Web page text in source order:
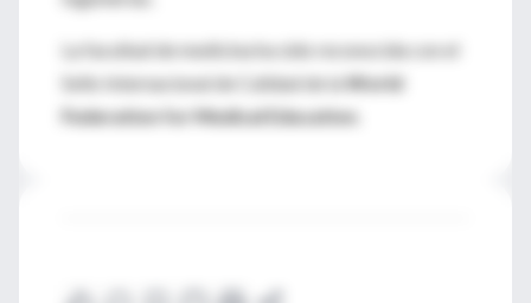
La facultad de medicina ha sido reconocida con el
Sello Internacional de Calidad de laWorld
Federation for Medical Education